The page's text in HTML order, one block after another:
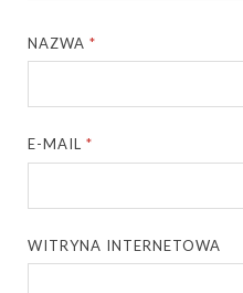
NAZWA*
E-MAIL*
WITRYNA INTERNETOWA